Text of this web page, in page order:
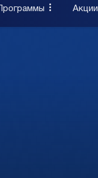
Программы Акции